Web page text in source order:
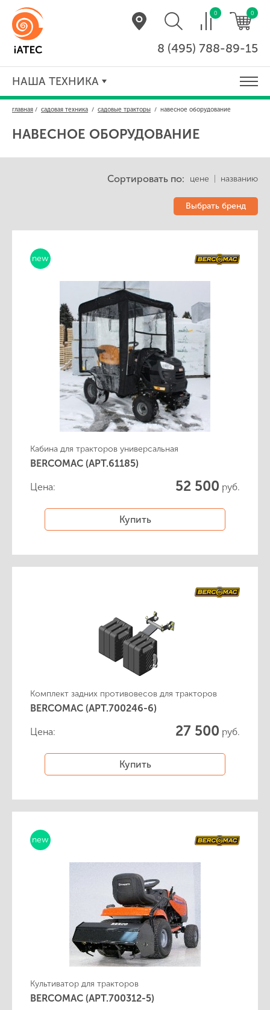
0 0
8 (495) 788-89-15
НАША ТЕХНИКА
главная / садовая техника / садовые тракторы / навесное оборудование
НАВЕСНОЕ ОБОРУДОВАНИЕ
Сортировать по: цене названию
Выбрать бренд
new
Кабина для тракторов универсальная
BERCOMAC (АРТ.61185)
Цена: 52 500 руб.
Купить
Комплект задних противовесов для тракторов
BERCOMAC (АРТ.700246-6)
Цена: 27 500 руб.
Купить
new
Культиватор для тракторов
BERCOMAC (АРТ.700312-5)